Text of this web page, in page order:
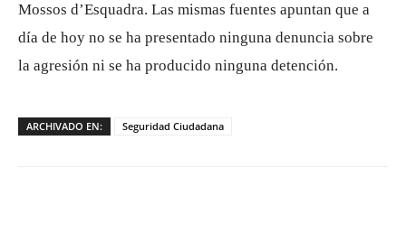
Mossos d’Esquadra. Las mismas fuentes apuntan que a
día de hoy no se ha presentado ninguna denuncia sobre
la agresión ni se ha producido ninguna detención.
ARCHIVADO EN: Seguridad Ciudadana